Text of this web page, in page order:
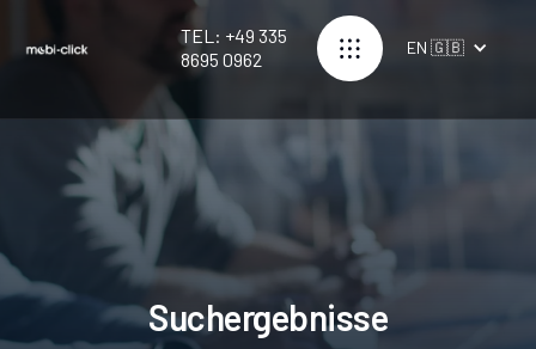
TEL: +49 335
8695 0962
EN 🇬🇧
Suchergebnisse